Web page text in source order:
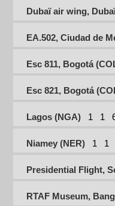
Dubaï air wing,
EA.502, Ciudad de
Esc 811, Bogotá
Esc 821, Bogotá
Lagos (NGA) 1 1
Niamey (NER) 1 1
Presidential Flight,
RTAF Museum,